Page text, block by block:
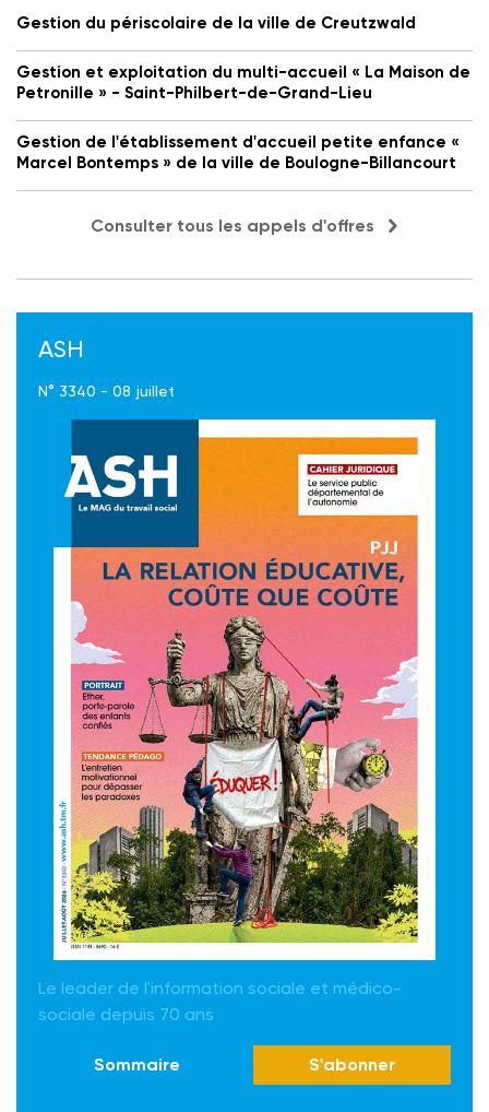
Gestion du périscolaire de la ville de Creutzwald
Gestion et exploitation du multi-accueil « La Maison de
Petronille » - Saint-Philbert-de-Grand-Lieu
Gestion de l'établissement d'accueil petite enfance «
Marcel Bontemps » de la ville de Boulogne-Billancourt
Consulter tous les appels d'offres
ASH
N° 3340 - 08 juillet
Le leader de l'information sociale et médico-
sociale depuis 70 ans
Sommaire S'abonner